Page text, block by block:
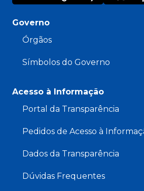
Governo
Órgãos
Símbolos do Governo
Acesso à Informação
Portal da Transparência
Pedidos de Acesso à
Dados da Transparência
Dúvidas Frequentes